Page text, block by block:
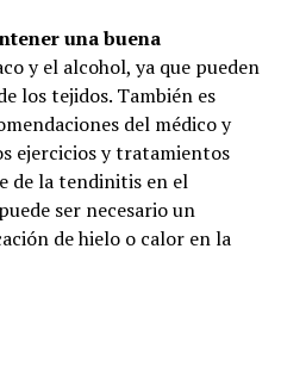
una buena
y el alcohol, ya que pueden
los tejidos. También es
del médico y
ejercicios y tratamientos
de la tendinitis en el
ser necesario un
de hielo o calor en la